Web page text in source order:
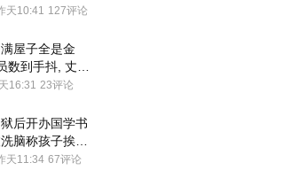
天10:41 127评论
屋子全是金
数到手抖, 丈夫
场
16:31 23评论
后开办国学书
脑称孩子挨打
天11:34 67评论